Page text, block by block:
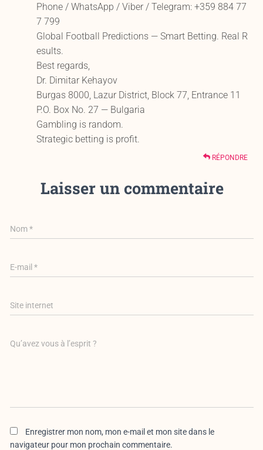
Phone / WhatsApp / Viber / Telegram: +359 884 77
7 799
Global Football Predictions — Smart Betting. Real R
esults.
Best regards,
Dr. Dimitar Kehayov
Burgas 8000, Lazur District, Block 77, Entrance 11
P.O. Box No. 27 — Bulgaria
Gambling is random.
Strategic betting is profit.
RÉPONDRE
Laisser un commentaire
Nom*
E-mail*
Site internet
Qu’avez vous à l’esprit ?
Enregistrer mon nom, mon e-mail et mon site dans le
navigateur pour mon prochain commentaire.